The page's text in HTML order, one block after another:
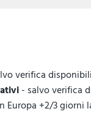
verifica
- salvo verifica
Europa +2/3 giorni